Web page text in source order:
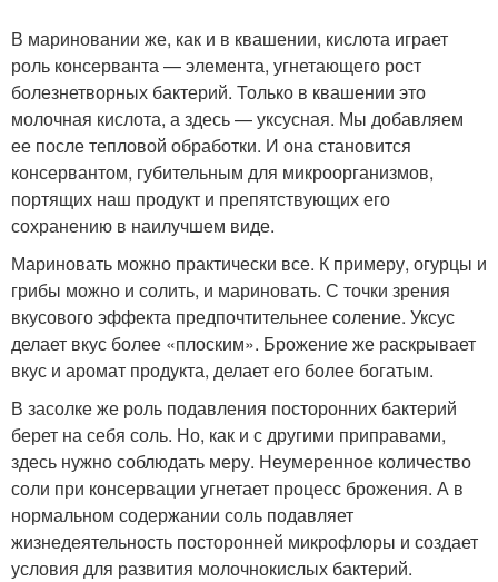
В мариновании же, как и в квашении, кислота играет
роль консерванта — элемента, угнетающего рост
болезнетворных бактерий. Только в квашении это
молочная кислота, а здесь — уксусная. Мы добавляем
ее после тепловой обработки. И она становится
консервантом, губительным для микроорганизмов,
портящих наш продукт и препятствующих его
сохранению в наилучшем виде.
Мариновать можно практически все. К примеру, огурцы и
грибы можно и солить, и мариновать. С точки зрения
вкусового эффекта предпочтительнее соление. Уксус
делает вкус более «плоским». Брожение же раскрывает
вкус и аромат продукта, делает его более богатым.
В засолке же роль подавления посторонних бактерий
берет на себя соль. Но, как и с другими приправами,
здесь нужно соблюдать меру. Неумеренное количество
соли при консервации угнетает процесс брожения. А в
нормальном содержании соль подавляет
жизнедеятельность посторонней микрофлоры и создает
условия для развития молочнокислых бактерий.